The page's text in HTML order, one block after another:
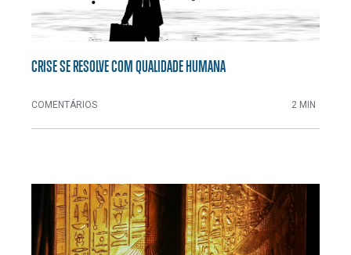
CRISE SE RESOLVE COM QUALIDADE HUMANA
COMENTÁRIOS 2 MIN